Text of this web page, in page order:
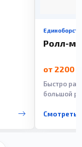
Ролл-
от 2200
Быстро
большой
Смотреть